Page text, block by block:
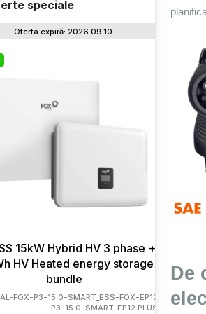
De
speciale
15kW Hybrid HV 3 phase +
HV Heated energy storage
bundle
FOX-P3-15.0-SMART_ESS-FOX-EP12
P3-15.0-SMART-EP12 PLUS
Oferta expiră: 2026.09.10.
EU-
Cod
Model
Greutate